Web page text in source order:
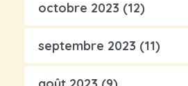
octobre 2023 (12)
septembre 2023 (11)